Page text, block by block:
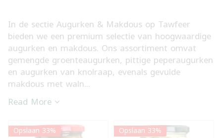
In de sectie Augurken & Makdous op Tawfeer
bieden we een premium selectie van hoogwaardige
augurken en makdous. Ons assortiment omvat
gemengde groenteaugurken, pittige peperaugurken
en augurken van knolraap, evenals gevulde
makdous met waln...
Read More
Opslaan 33% Opslaan 33%